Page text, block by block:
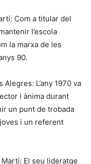
Com a titular del
l’escola
la marxa de les
90.
L’any 1970 va
i ànima durant
un punt de trobada
i un referent
Martí: El seu lideratge